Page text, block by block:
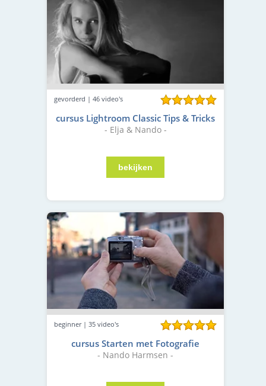
gevorderd | 46 video's
cursus Lightroom Classic Tips & Tricks
- Elja & Nando -
beginner | 35 video's
cursus Starten met Fotografie
- Nando Harmsen -